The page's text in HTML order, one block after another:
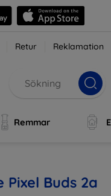
Retur Reklamation
Remmar
Buds 2a